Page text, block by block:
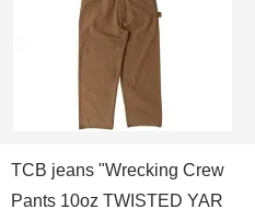
TCB jeans "Wrecking Crew
Pants 10oz TWISTED YAR